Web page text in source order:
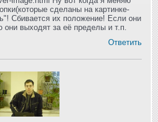
сделаны на картинке-
Сбивается их положение! Если они
они выходят за её пределы и т.п.
Ответить